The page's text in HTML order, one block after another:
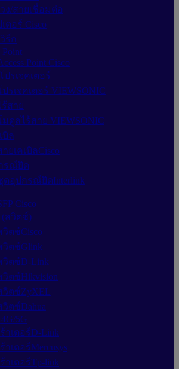
/สายเชื่อมต่อ
ตอร์ Cisco
ร์ก
Point
Point Cisco
ปรเจคเตอร์
ปรเจคเตอร์ VIEWSONIC
สาย
มดูลไร้สาย VIEWSONIC
บิล
ายเคเบิลCisco
รณ์ยึด
ดอุปกรณ์ยึดInterlink
Cisco
(สวิตช์)
วิตช์Cisco
วิตช์Glink
วิตซ์D-Link
วิตซ์Hikvision
วิตซ์ZyXEL
วิตซ์Dahua
5G
ร้าเตอร์D-Link
ร้าเตอร์Mercusys
ร้าเตอร์Tp-link